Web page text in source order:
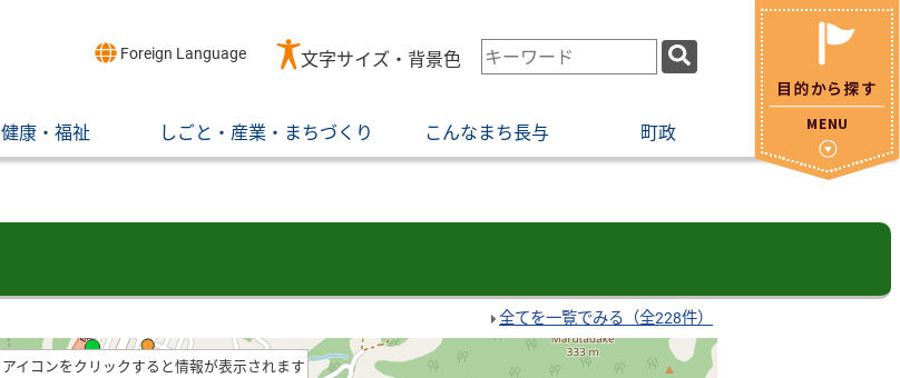
Foreign Language 文字サイズ・背景色
検
索
ー
ワ
健康・福祉 しごと・産業・まちづくり こんなまち長与 町政
全てを一覧でみる（全228件）
アイコンをクリックすると情報が表示されます